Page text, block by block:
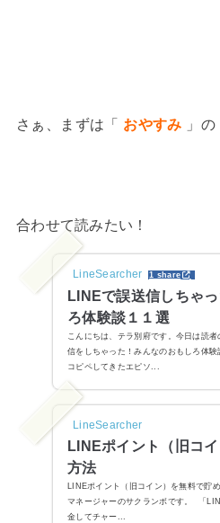
さぁ、まずは「 おやすみ 」
合わせて読みたい！
LineSearcher 1 share
LINEで誤送信しちゃ
ろ体験談１１選
こんにちは、テラ別府です。今日は読
信をしちゃった！みんなのおもしろ体
コピペしてきたエピソ...
LineSearcher
LINEポイント（旧コ
方法
LINEポイント（旧コイン）を無料で貯
マネージャーのサクランボです。 「
金してチャー...